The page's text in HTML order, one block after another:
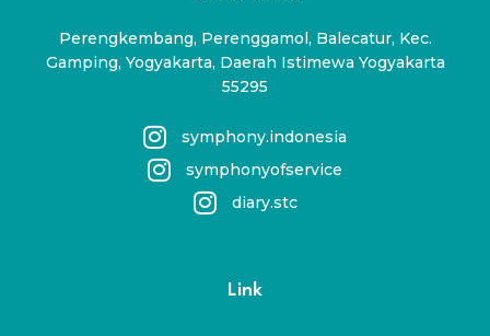
Perengkembang, Perenggamol, Balecatur, Kec.
Gamping, Yogyakarta, Daerah Istimewa Yogyakarta
55295
symphony.indonesia
symphonyofservice
diary.stc
Link